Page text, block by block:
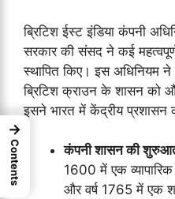
ब्रिटिश ईस्ट इंडिया कंपनी
सरकार की संसद ने कई
स्थापित किए। इस अधिनियम
ब्रिटिश क्राउन के शासन को
इसने भारत में केंद्रीय प्रशासन
कंपनी शासन की
1600 में एक
और वर्ष 1765 में एक
→
Contents